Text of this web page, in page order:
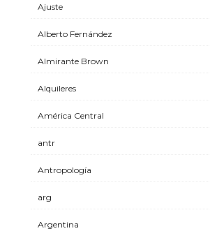
Ajuste
Alberto Fernández
Almirante Brown
Alquileres
América Central
antr
Antropología
arg
Argentina